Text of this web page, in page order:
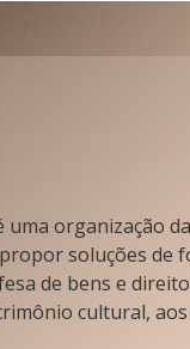
uma organização
soluções de
de bens e
cultural,